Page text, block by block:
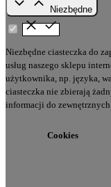
Niezbędne
Niezbędne ciasteczka do
usług naszego sklepu
użytkownika, np. języka,
ciasteczka nie zbierają
informacji do zewnętrznych
Cookies